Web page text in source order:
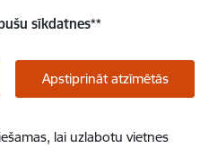
sīkdatnes**
Apstiprināt atzīmētās
lai uzlabotu vietnes